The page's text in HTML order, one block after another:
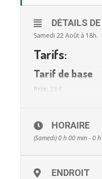
DÉTAILS
Samedi 22 Août à 18h.
Tarifs:
Tarif de base
Prix: 23 €
Carte Jeune
Prix:15 €
Tarif réduit
HORAIRE
(Samedi) 0 h 00 min - 0
ENDROIT